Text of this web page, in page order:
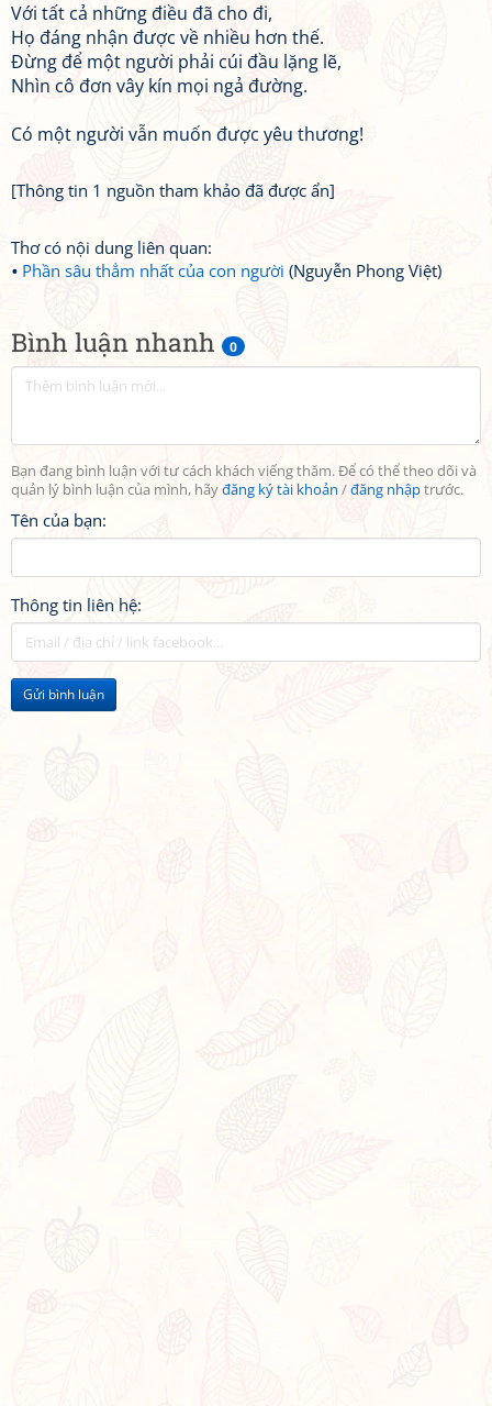
Bình luận nhanh 0
Bạn đang bình luận với tư cách khách viếng thăm. Để có thể theo dõi và
quản lý bình luận của mình, hãyđăng ký tài khoản /đăng nhậptrước.
Tên của bạn:
Thông tin liên hệ:
Gửi bình luận
Với tất cả những điều đã cho đi,
Họ đáng nhận được về nhiều hơn thế.
Đừng để một người phải cúi đầu lặng lẽ,
Nhìn cô đơn vây kín mọi ngả đường.
Có một người vẫn muốn được yêu thương!
[Thông tin 1 nguồn tham khảo đã được ẩn]
Thơ có nội dung liên quan:
Phần sâu thẳm nhất của con người (Nguyễn Phong Việt)